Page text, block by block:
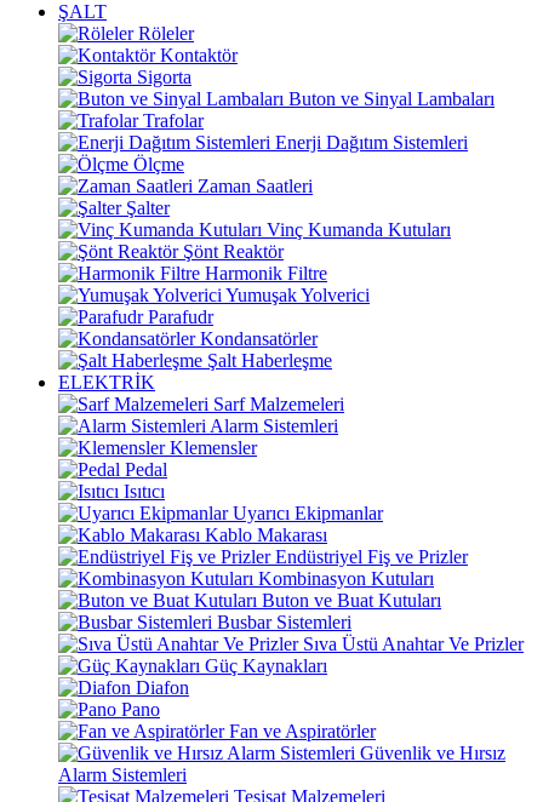
ŞALT
Röleler
Kontaktör
Sigorta
Buton ve Sinyal Lambaları
Trafolar
Enerji Dağıtım Sistemleri
Ölçme
Zaman Saatleri
Şalter
Vinç Kumanda Kutuları
Şönt Reaktör
Harmonik Filtre
Yumuşak Yolverici
Parafudr
Kondansatörler
Şalt Haberleşme
ELEKTRİK
Sarf Malzemeleri
Alarm Sistemleri
Klemensler
Pedal
Isıtıcı
Uyarıcı Ekipmanlar
Kablo Makarası
Endüstriyel Fiş ve Prizler
Kombinasyon Kutuları
Buton ve Buat Kutuları
Busbar Sistemleri
Sıva Üstü Anahtar Ve Prizler
Güç Kaynakları
Diafon
Pano
Fan ve Aspiratörler
Güvenlik ve Hırsız
Alarm Sistemleri
Tesisat Malzemeleri